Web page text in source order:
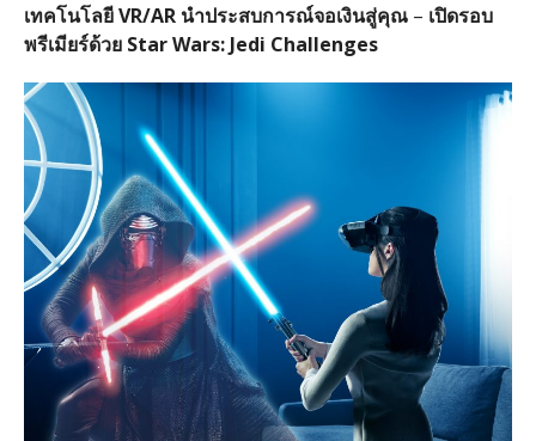
เทคโนโลยีVR/AR นำประสบการณ์จอเงินสู่คุณ​ – เปิดรอบ
พรีเมียร์ด้วย Star Wars: Jedi Challenges